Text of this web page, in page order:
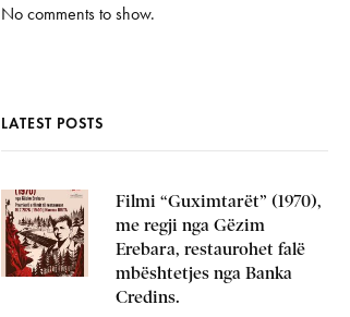
No comments to show.
LATEST POSTS
Filmi “Guximtarët” (1970),
me regji nga Gëzim
Erebara, restaurohet falë
mbështetjes nga Banka
Credins.